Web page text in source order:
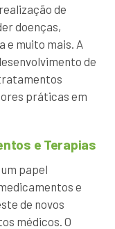
de
doenças,
e muito mais. A
de
práticas em
e Terapias
papel
e
de novos
médicos. O